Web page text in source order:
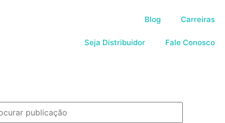
Blog Carreiras
Seja Distribuidor Fale Conosco